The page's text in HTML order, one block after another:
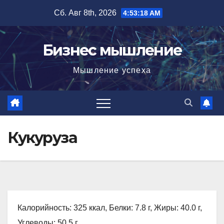
содержимому
Сб. Авг 8th, 2026 4:53:19 AM
Бизнес мышление
Мышление успеха
Кукуруза
Калорийность: 325 ккал, Белки: 7.8 г, Жиры: 40.0 г,